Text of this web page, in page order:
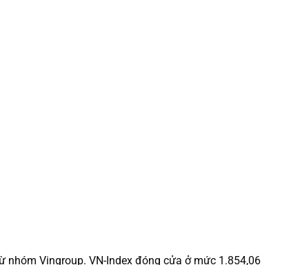
Vingroup. VN-Index đóng cửa ở mức 1.854,06